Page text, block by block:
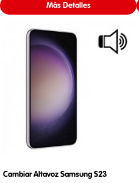
Más Detalles
Cambiar Altavoz Samsung S23